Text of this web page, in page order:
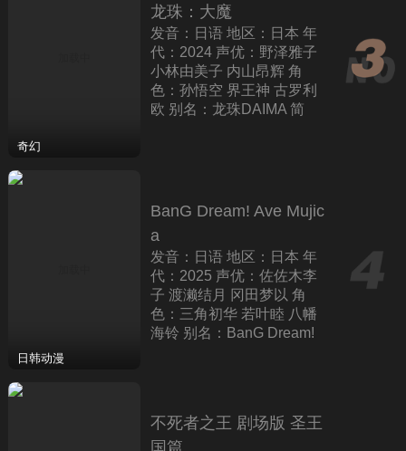
奇幻
龙珠：大魔
发音：日语 地区：日本 年
代：2024 声优：野泽雅子
小林由美子 内山昂辉 角
色：孙悟空 界王神 古罗利
欧 别名：龙珠DAIMA 简
日韩动漫
BanG Dream! Ave Mujic
a
发音：日语 地区：日本 年
代：2025 声优：佐佐木李
子 渡濑结月 冈田梦以 角
色：三角初华 若叶睦 八幡
海铃 别名：BanG Dream!
不死者之王 剧场版 圣王